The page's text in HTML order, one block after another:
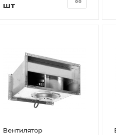
шт
Вентилятор